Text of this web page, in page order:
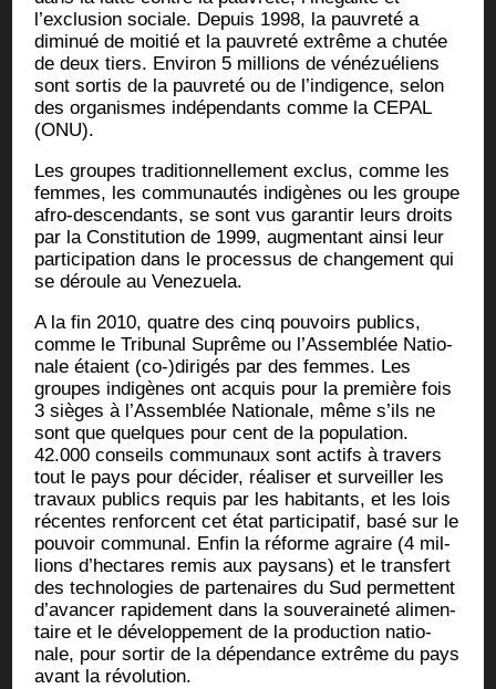
l’exclusion sociale. Depuis 1998, la pau­vre­té a
dimi­nué de moi­tié et la pau­vre­té extrême a chu­tée
de deux tiers. Envi­ron 5 mil­lions de véné­zué­liens
sont sor­tis de la pau­vre­té ou de l’indigence, selon
des orga­nismes indé­pen­dants comme la CEPAL
(ONU).
Les groupes tra­di­tion­nel­le­ment exclus, comme les
femmes, les com­mu­nau­tés indi­gènes ou les groupe
afro-des­cen­dants, se sont vus garan­tir leurs droits
par la Consti­tu­tion de 1999, aug­men­tant ain­si leur
par­ti­ci­pa­tion dans le pro­ces­sus de chan­ge­ment qui
se déroule au Venezuela.
A la fin 2010, quatre des cinq pou­voirs publics,
comme le Tri­bu­nal Suprême ou l’Assemblée Natio­
nale étaient (co-)dirigés par des femmes. Les
groupes indi­gènes ont acquis pour la pre­mière fois
3 sièges à l’Assemblée Natio­nale, même s’ils ne
sont que quelques pour cent de la popu­la­tion.
42.000 conseils com­mu­naux sont actifs à tra­vers
tout le pays pour déci­der, réa­li­ser et sur­veiller les
tra­vaux publics requis par les habi­tants, et les lois
récentes ren­forcent cet état par­ti­ci­pa­tif, basé sur le
pou­voir com­mu­nal. Enfin la réforme agraire (4 mil­
lions d’hectares remis aux pay­sans) et le trans­fert
des tech­no­lo­gies de par­te­naires du Sud per­mettent
d’avancer rapi­de­ment dans la sou­ve­rai­ne­té ali­men­
taire et le déve­lop­pe­ment de la pro­duc­tion natio­
nale, pour sor­tir de la dépen­dance extrême du pays
avant la révolution.